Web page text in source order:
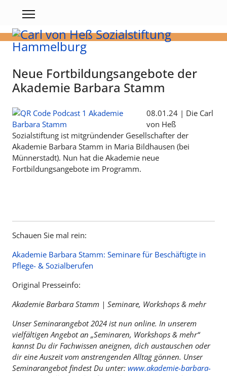
Neue Fortbildungsangebote der
Akademie Barbara Stamm
08.01.24 | Die Carl
von Heß
Sozialstiftung ist mitgründender Gesellschafter der
Akademie Barbara Stamm in Maria Bildhausen (bei
Münnerstadt). Nun hat die Akademie neue
Fortbildungsangebote im Programm.
Schauen Sie mal rein:
Akademie Barbara Stamm: Seminare für Beschäftigte in
Pflege- & Sozialberufen
Original Presseinfo:
Akademie Barbara Stamm | Seminare, Workshops & mehr
Unser Seminarangebot 2024 ist nun online. In unserem
vielfältigen Angebot an „Seminaren, Workshops & mehr“
kannst Du dir Fachwissen aneignen, dich austauschen oder
dir eine Auszeit vom anstrengenden Alltag gönnen. Unser
Seminarangebot findest Du unter: www.akademie-barbara-